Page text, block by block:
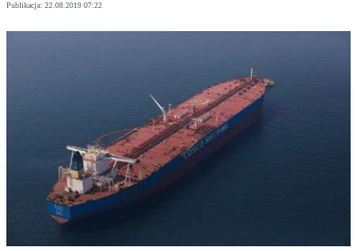
Publikacja: 22.08.2019 07:22